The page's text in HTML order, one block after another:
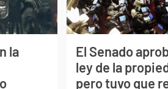
la
El Senado
ley de la
pero tuvo que